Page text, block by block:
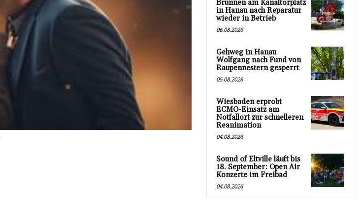
Brunnen am Kanaltorplatz
in Hanau nach Reparatur
wieder in Betrieb
06.08.2026
Gehweg in Hanau
Wolfgang nach Fund von
Raupennestern gesperrt
05.08.2026
Wiesbaden erprobt
ECMO-Einsatz am
Notfallort zur schnelleren
Reanimation
04.08.2026
Sound of Eltville läuft bis
18. September: Open Air
Konzerte im Freibad
04.08.2026